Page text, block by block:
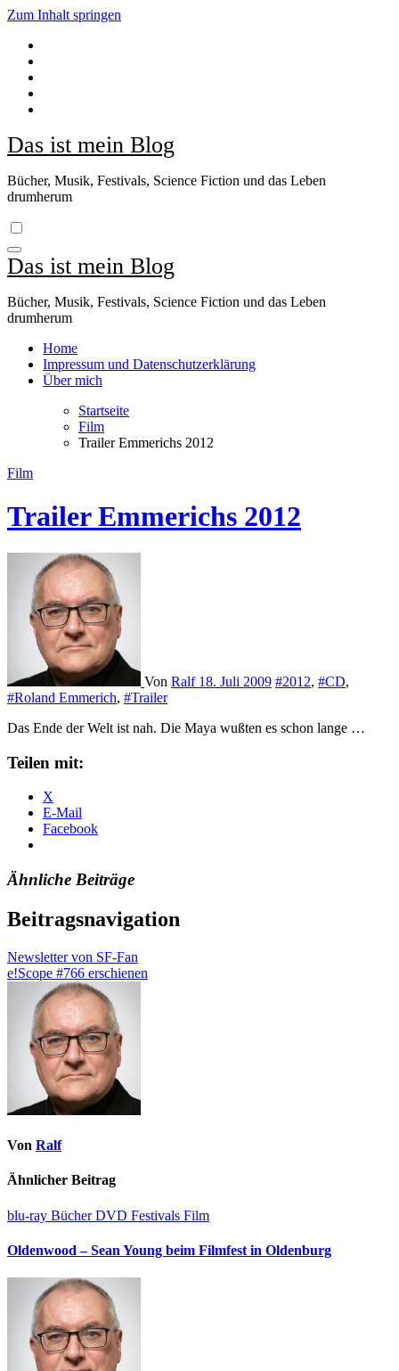
Zum Inhalt springen
Das ist mein Blog
Bücher, Musik, Festivals, Science Fiction und das Leben
drumherum
Das ist mein Blog
Bücher, Musik, Festivals, Science Fiction und das Leben
drumherum
Home
Impressum und Datenschutzerklärung
Über mich
Startseite
Film
Trailer Emmerichs 2012
Film
Trailer Emmerichs 2012
Von Ralf 18. Juli 2009 #2012, #CD,
#Roland Emmerich, #Trailer
Das Ende der Welt ist nah. Die Maya wußten es schon lange …
Teilen mit:
X
E-Mail
Facebook
Ähnliche Beiträge
Beitragsnavigation
Newsletter von SF-Fan
e!Scope #766 erschienen
Von Ralf
Ähnlicher Beitrag
blu-ray BücherDVD Festivals Film
Oldenwood – Sean Young beim Filmfest in Oldenburg